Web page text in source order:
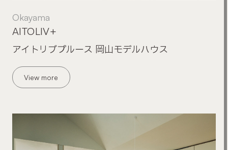
Okayama
アイトリブプルース 岡山モデルハウス
AITOLIV+
View more